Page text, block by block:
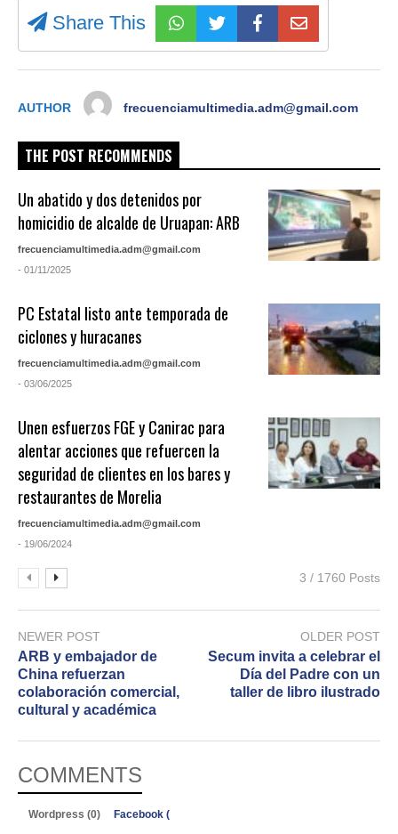
Share This
AUTHOR frecuenciamultimedia.adm@gmail.com
THE POST RECOMMENDS
Un abatido y dos detenidos por
homicidio de alcalde de Uruapan: ARB
frecuenciamultimedia.adm@gmail.com
- 01/11/2025
PC Estatal listo ante temporada de
ciclones y huracanes
frecuenciamultimedia.adm@gmail.com
- 03/06/2025
Unen esfuerzos FGE y Canirac para
alentar acciones que refuercen la
seguridad de clientes en los bares y
restaurantes de Morelia
frecuenciamultimedia.adm@gmail.com
- 19/06/2024
3 / 1760 Posts
NEWER POST
ARB y embajador de
China refuerzan
colaboración comercial,
cultural y académica
OLDER POST
Secum invita a celebrar el
Día del Padre con un
taller de libro ilustrado
COMMENTS
Wordpress (0) Facebook (